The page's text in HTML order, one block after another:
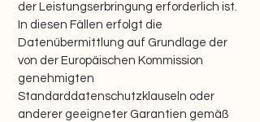
der Leistungserbringung erforderlich ist.
In diesen Fällen erfolgt die
Datenübermittlung auf Grundlage der
von der Europäischen Kommission
genehmigten
Standarddatenschutzklauseln oder
anderer geeigneter Garantien gemäß